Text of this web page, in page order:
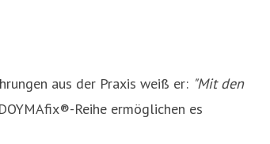
aus der Praxis weiß er: "Mit den
Reihe ermöglichen es